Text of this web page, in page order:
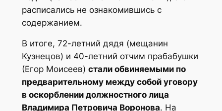
расписались не ознакомившись с
содержанием.
В итоге, 72-летний дядя (мещанин
Кузнецов) и 40-летний отчим прабабушки
(Егор Моисеев) стали обвиняемыми по
предварительному между собой уговору
в оскорблении должностного лица
Владимира Петровича Воронова. На